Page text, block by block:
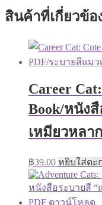
สินค้าที่เกี่ยวข้อ
Career
Book/หนัง
เหมียวหลา
฿39.00 หยิบใส่ตะ